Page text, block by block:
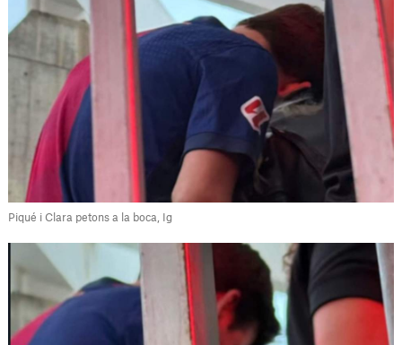
Piqué i Clara petons a la boca, Ig